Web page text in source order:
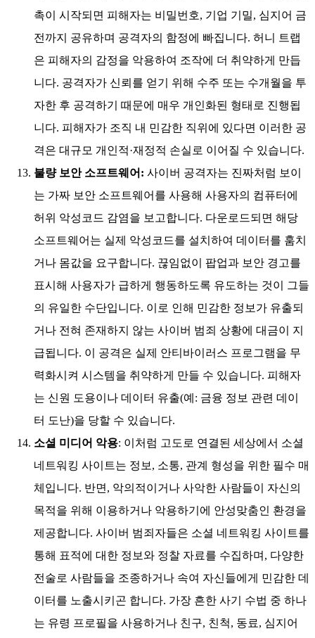
촉이 시작되면 피해자는 비밀번호, 기업 기밀, 심지어 금
전까지 공유하며 공격자의 함정에 빠집니다. 허니 트랩
은 피해자의 감정을 악용하여 조작에 더 취약하게 만듭
니다. 공격자가 신뢰를 얻기 위해 수주 또는 수개월을 투
자한 후 공격하기 때문에 매우 개인화된 형태로 진행됩
니다. 피해자가 조직 내 민감한 직위에 있다면 이러한 공
격은 대규모 개인적·재정적 손실로 이어질 수 있습니다.
불량 보안 소프트웨어: 사이버 공격자는 진짜처럼 보이
는 가짜 보안 소프트웨어를 사용해 사용자의 컴퓨터에
허위 악성코드 감염을 보고합니다. 다운로드되면 해당
소프트웨어는 실제 악성코드를 설치하여 데이터를 훔치
거나 몸값을 요구합니다. 끊임없이 팝업과 보안 경고를
표시해 사용자가 급하게 행동하도록 유도하는 것이 그들
의 유일한 수단입니다. 이로 인해 민감한 정보가 유출되
거나 전혀 존재하지 않는 사이버 범죄 상황에 대금이 지
급됩니다. 이 공격은 실제 안티바이러스 프로그램을 무
력화시켜 시스템을 취약하게 만들 수 있습니다. 피해자
는 신원 도용이나 데이터 유출(예: 금융 정보 관련 데이
터 도난)을 당할 수 있습니다.
소셜 미디어 악용: 이처럼 고도로 연결된 세상에서 소셜
네트워킹 사이트는 정보, 소통, 관계 형성을 위한 필수 매
체입니다. 반면, 악의적이거나 사악한 사람들이 자신의
목적을 위해 이용하거나 악용하기에 안성맞춤인 환경을
제공합니다. 사이버 범죄자들은 소셜 네트워킹 사이트를
통해 표적에 대한 정보와 정찰 자료를 수집하며, 다양한
전술로 사람들을 조종하거나 속여 자신들에게 민감한 데
이터를 노출시키곤 합니다. 가장 흔한 사기 수법 중 하나
는 유령 프로필을 사용하거나 친구, 친척, 동료, 심지어